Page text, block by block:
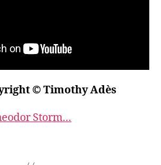
© Timothy Adès
Storm...